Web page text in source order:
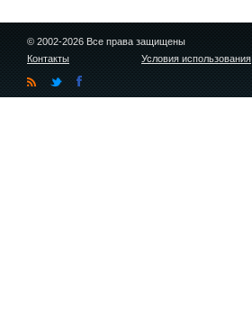
© 2002-2026 Все права защищены
Контакты
Условия использования